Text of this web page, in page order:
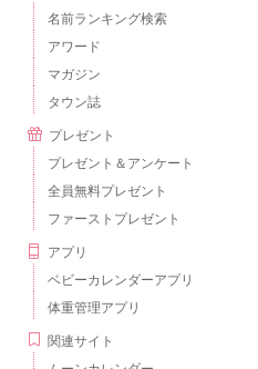
名前ランキング検索
アワード
マガジン
タウン誌
プレゼント
プレゼント＆アンケート
全員無料プレゼント
ファーストプレゼント
アプリ
ベビーカレンダーアプリ
体重管理アプリ
関連サイト